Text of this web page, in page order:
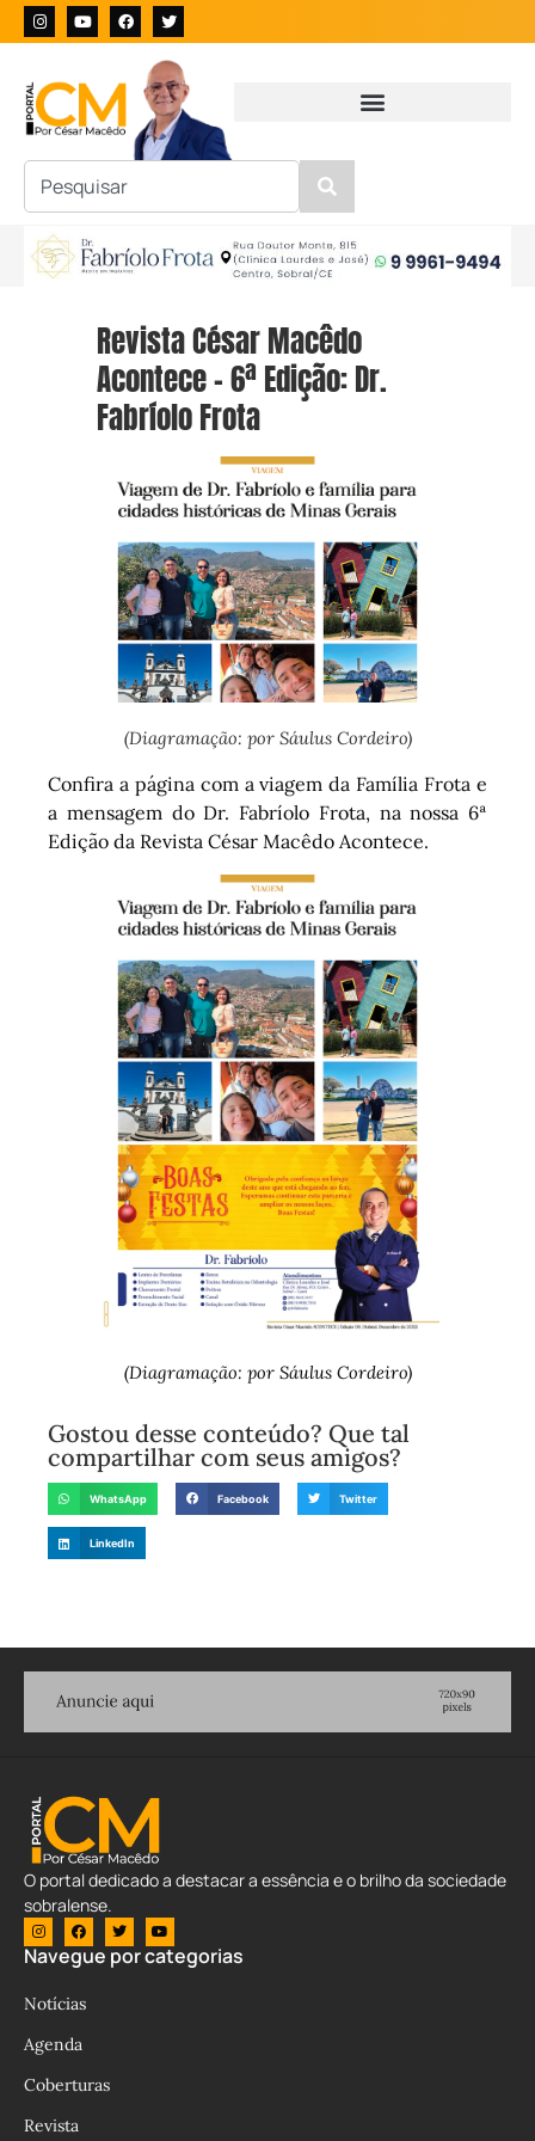
Revista César Macêdo
Acontece – 6ª Edição: Dr.
Fabríolo Frota
(Diagramação: por Sáulus Cordeiro)
Confira a página com a viagem da Família Frota e
a mensagem do Dr. Fabríolo Frota, na nossa 6ª
Edição da Revista César Macêdo Acontece.
(Diagramação: por Sáulus Cordeiro)
Gostou desse conteúdo? Que tal
compartilhar com seus amigos?
WhatsApp Facebook Twitter
LinkedIn
O portal dedicado a destacar a essência e o brilho da sociedade
sobralense.
Navegue por categorias
Notícias
Agenda
Coberturas
Revista